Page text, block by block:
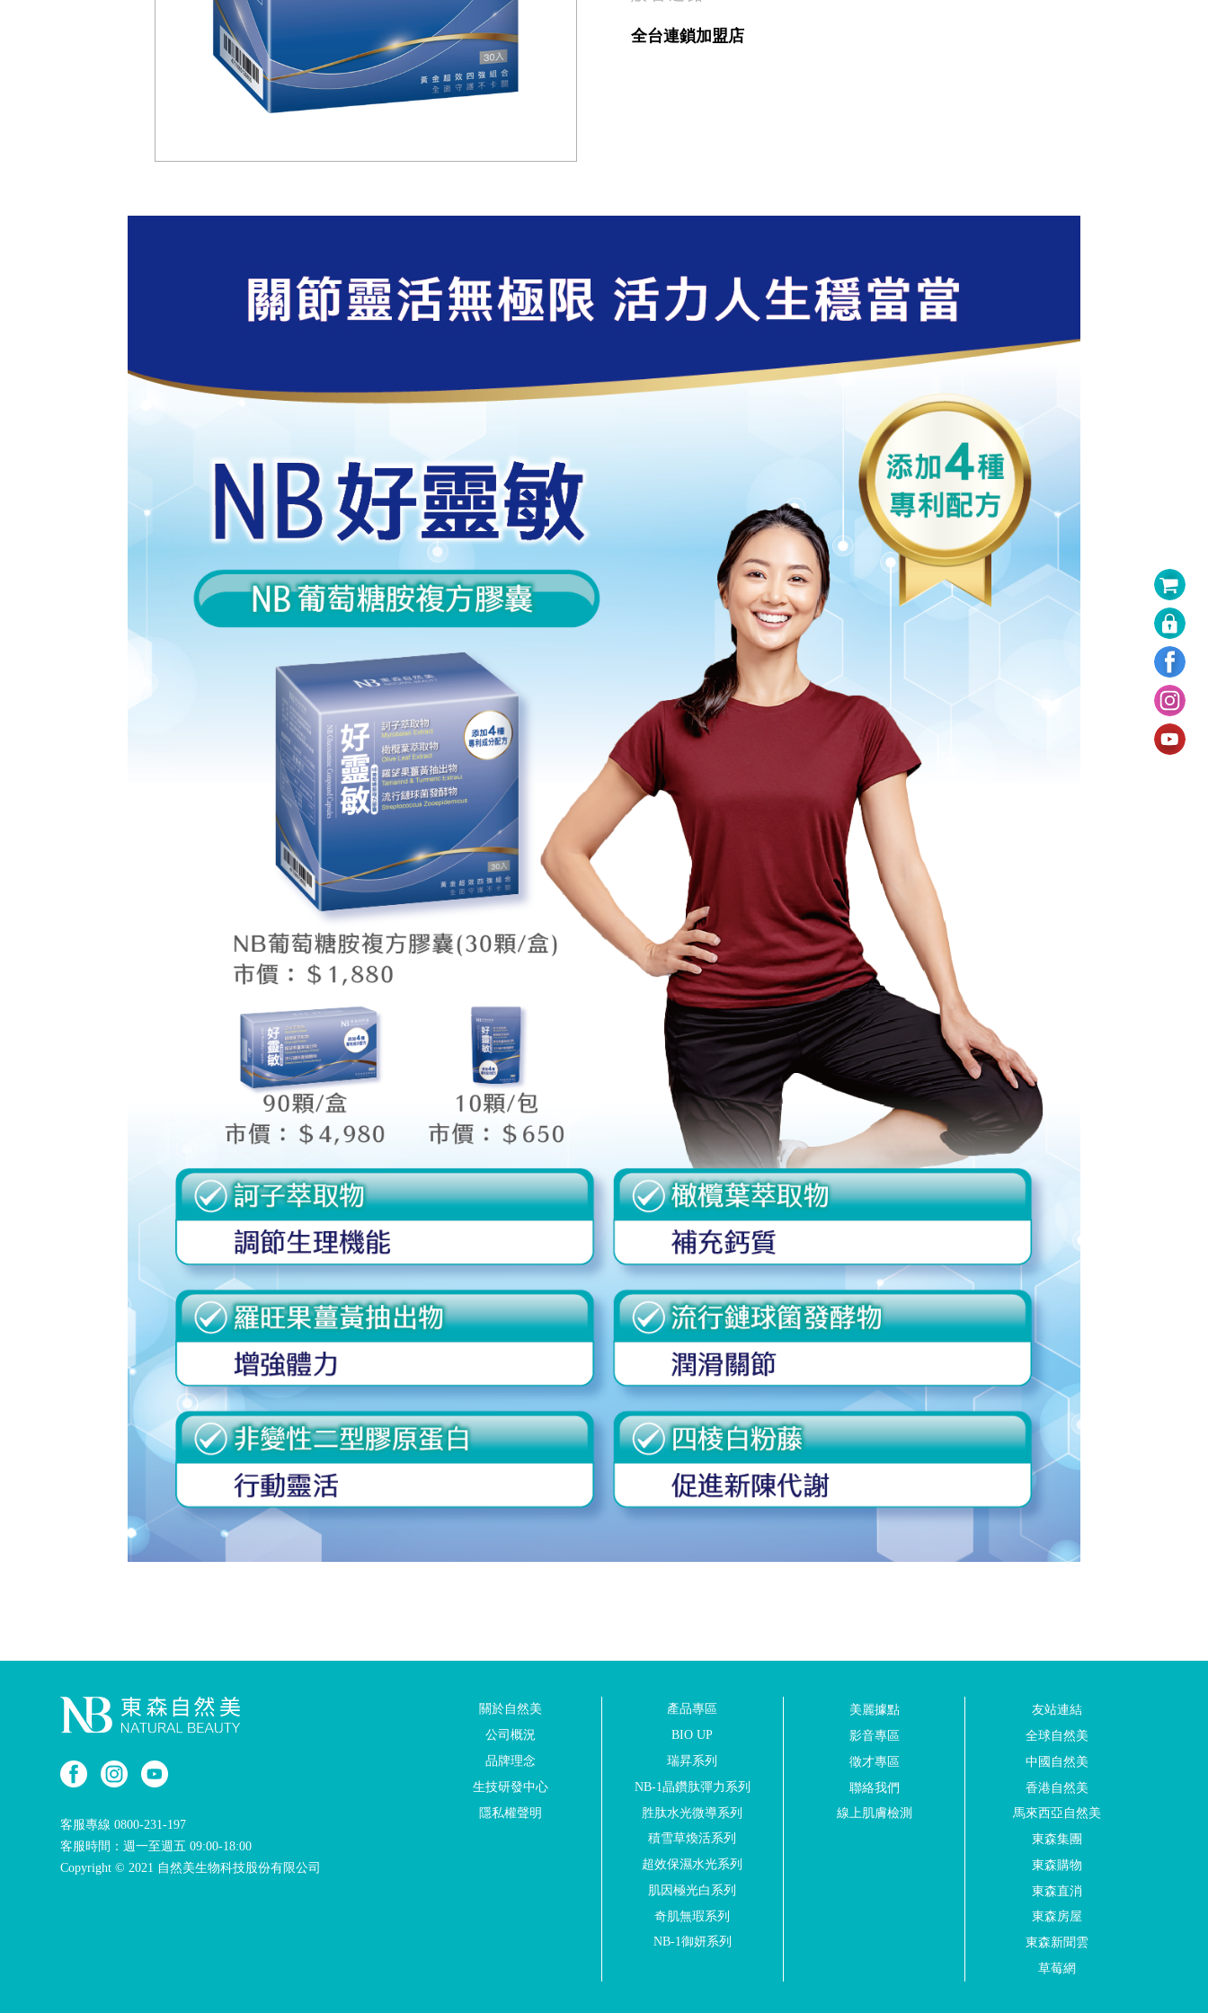
全台連鎖加盟店
客服專線0800-231-197
客服時間：週一至週五 09:00-18:00
Copyright © 2021 自然美生物科技股份有限公司
關於自然美
公司概況
品牌理念
生技研發中心
隱私權聲明
產品專區
BIO UP
瑞昇系列
NB-1晶鑽肽彈力系列
胜肽水光微導系列
積雪草煥活系列
超效保濕水光系列
肌因極光白系列
奇肌無瑕系列
NB-1御妍系列
美麗據點
影音專區
徵才專區
聯絡我們
線上肌膚檢測
友站連結
全球自然美
中國自然美
香港自然美
馬來西亞自然美
東森集團
東森購物
東森直消
東森房屋
東森新聞雲
草莓網